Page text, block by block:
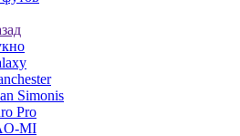
Simonis
Pro
MI